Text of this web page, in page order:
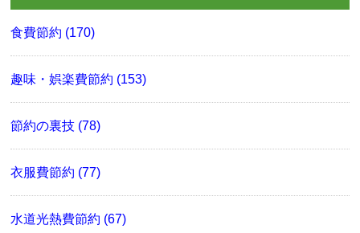
食費節約 (170)
趣味・娯楽費節約 (153)
節約の裏技 (78)
衣服費節約 (77)
水道光熱費節約 (67)